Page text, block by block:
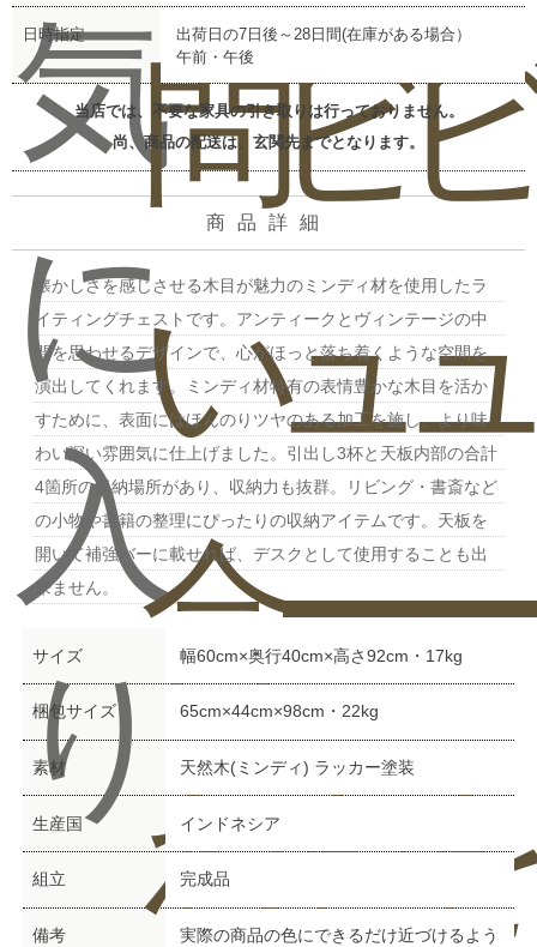
気
に
入
り
問
い
合
わ
ビ
ュ
ー
を
日時指定
出荷日の7日後～28日間(在庫がある場合）
午前・午後
当店では、不要な家具の引き取りは行っておりません。
尚、商品の配送は、玄関先までとなります。
商品詳細
懐かしさを感じさせる木目が魅力のミンディ材を使用したラ
イティングチェストです。アンティークとヴィンテージの中
間を思わせるデザインで、心がほっと落ち着くような空間を
演出してくれます。ミンディ材特有の表情豊かな木目を活か
すために、表面にはほんのりツヤのある加工を施し、より味
わい深い雰囲気に仕上げました。引出し3杯と天板内部の合計
4箇所の収納場所があり、収納力も抜群。リビング・書斎など
の小物や書籍の整理にぴったりの収納アイテムです。天板を
開いて補強バーに載せれば、デスクとして使用することも出
来ません。
サイズ 幅60cm×奥行40cm×高さ92cm・17kg
梱包サイズ 65cm×44cm×98cm・22kg
素材 天然木(ミンディ) ラッカー塗装
生産国 インドネシア
組立 完成品
備考
実際の商品の色にできるだけ近づけるよう